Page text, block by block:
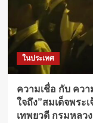
ในประเทศ
ความเชื่อ กับ​ ควา
ใจถึง”สมเด็จพระ
เทพยวดี กรมหลว